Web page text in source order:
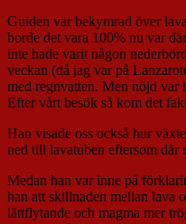
Guiden var bekymrad över
borde det vara 100% nu var
inte hade varit någon
veckan (då jag var på
med regnvatten. Men nöjd var
Efter vårt besök så kom det
Han visade oss också hur
ned till lavatuben eftersom där
Medan han var inne på
han att skillnaden mellan lava
lättflytande och magma mer